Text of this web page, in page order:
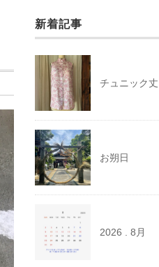
新着記事
チュニック丈
お朔日
2026 . 8月